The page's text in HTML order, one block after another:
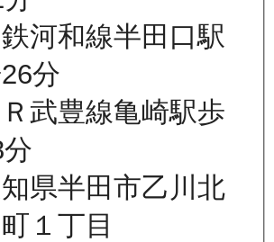
河和線半田口駅
分
Ｒ武豊線亀崎駅歩
県半田市乙川北
１丁目